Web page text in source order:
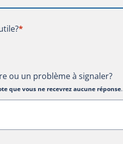
utile?
*
ou un problème à signaler?
que vous ne recevrez aucune réponse.